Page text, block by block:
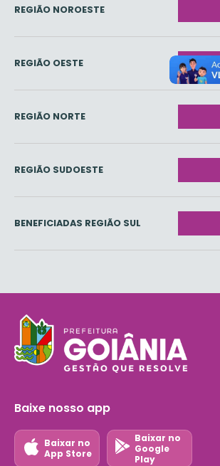
REGIÃO NOROESTE
REGIÃO OESTE
REGIÃO NORTE
REGIÃO SUDOESTE
BENEFICIADAS REGIÃO SUL
Baixe nosso app
Baixar no
App Store
Baixar no
Google
Play